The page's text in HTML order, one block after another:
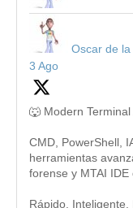
Oscar de la
3 Ago
🐺 Modern
CMD, PowerShell,
herramientas
forense y MTAI IDE
Rápido. Inteligente.